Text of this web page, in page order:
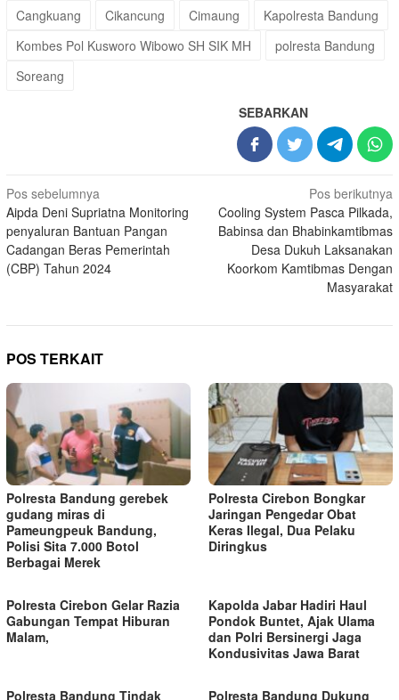
Cangkuang Cikancung Cimaung
Kapolresta Bandung
Kombes Pol Kusworo Wibowo SH SIK MH
polresta Bandung
Soreang
SEBARKAN
Navigasi
pos
Pos sebelumnya
Aipda Deni Supriatna Monitoring
penyaluran Bantuan Pangan
Cadangan Beras Pemerintah
(CBP) Tahun 2024
Pos berikutnya
Cooling System Pasca Pilkada,
Babinsa dan Bhabinkamtibmas
Desa Dukuh Laksanakan
Koorkom Kamtibmas Dengan
Masyarakat
POS TERKAIT
Polresta Bandung gerebek
gudang miras di
Pameungpeuk Bandung,
Polisi Sita 7.000 Botol
Berbagai Merek
Polresta Cirebon Bongkar
Jaringan Pengedar Obat
Keras Ilegal, Dua Pelaku
Diringkus
Polresta Cirebon Gelar Razia
Gabungan Tempat Hiburan
Malam,
Kapolda Jabar Hadiri Haul
Pondok Buntet, Ajak Ulama
dan Polri Bersinergi Jaga
Kondusivitas Jawa Barat
Polresta Bandung Tindak
Polresta Bandung Dukung